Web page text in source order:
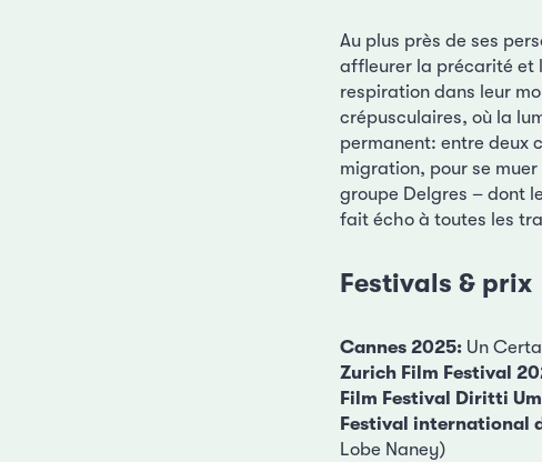
Au plus près de ses
affleurer la précarité et
respiration dans leur
crépusculaires, où la
permanent: entre deux
migration, pour se
groupe Delgres – dont
fait écho à toutes les
Festivals & prix
Cannes 2025: Un
Zurich Film Festival
Film Festival Diritti
Festival international
Lobe Naney)